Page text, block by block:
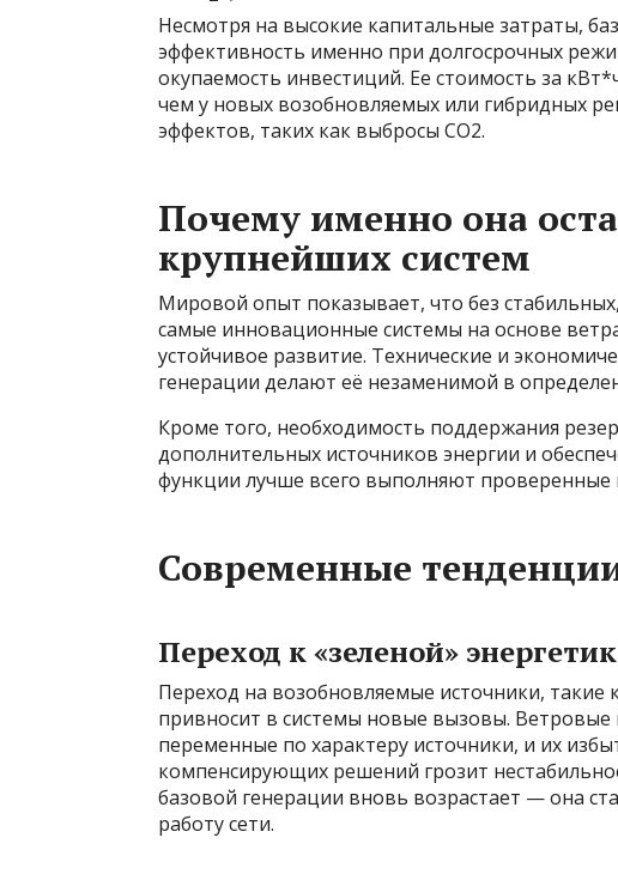
Несмотря на высокие капитальные затраты,
эффективность именно при долгосрочных
окупаемость инвестиций. Ее стоимость за
чем у новых возобновляемых или гибридных
эффектов, таких как выбросы CO2.
Почему именно она
крупнейших систем
Мировой опыт показывает, что без
самые инновационные системы на основе
устойчивое развитие. Технические и
генерации делают её незаменимой в
Кроме того, необходимость поддержания
дополнительных источников энергии и
функции лучше всего выполняют проверенные
Современные
Переход к «зеленой»
Переход на возобновляемые источники, такие
привносит в системы новые вызовы.
переменные по характеру источники, и их
компенсирующих решений грозит
базовой генерации вновь возрастает — она
работу сети.